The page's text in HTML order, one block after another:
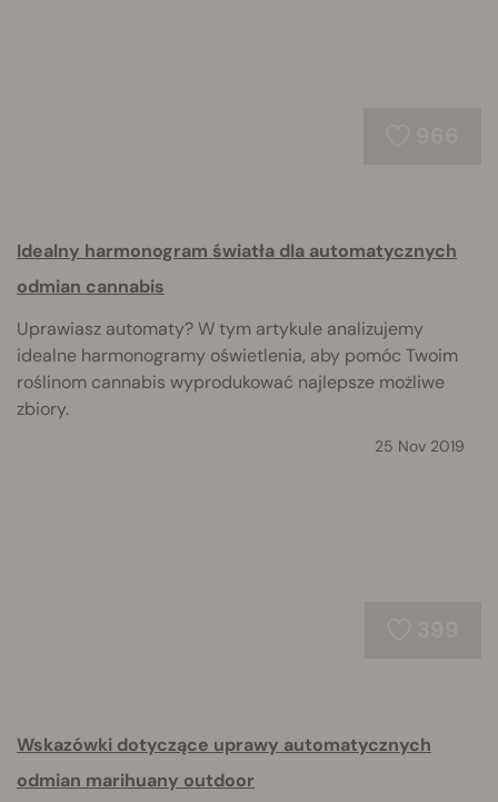
Idealny harmonogram światła dla automatycznych
odmian cannabis
Uprawiasz automaty? W tym artykule analizujemy
idealne harmonogramy oświetlenia, aby pomóc Twoim
roślinom cannabis wyprodukować najlepsze możliwe
zbiory.
25 Nov 2019
Wskazówki dotyczące uprawy automatycznych
odmian marihuany outdoor